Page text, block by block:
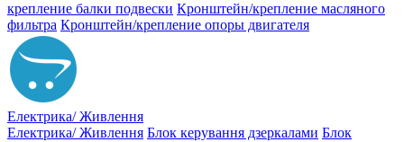
крепление балки подвески Кронштейн/крепление масляного
фильтра Кронштейн/крепление опоры двигателя
Електрика/ Живлення
Електрика/ Живлення Блок керування дзеркалами Блок